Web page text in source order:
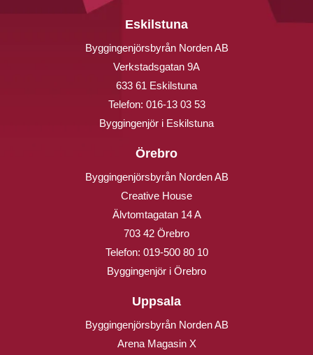
Eskilstuna
Byggingenjörsbyrån Norden AB
Verkstadsgatan 9A
633 61 Eskilstuna
Telefon: 016-13 03 53
Byggingenjör i Eskilstuna
Örebro
Byggingenjörsbyrån Norden AB
Creative House
Älvtomtagatan 14 A
703 42 Örebro
Telefon: 019-500 80 10
Byggingenjör i Örebro
Uppsala
Byggingenjörsbyrån Norden AB
Arena Magasin X